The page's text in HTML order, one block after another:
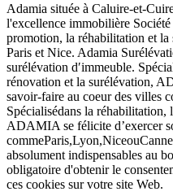
Adamia située à Caluire-et-
l'excellence immobilière
promotion, la réhabilitation et la
Paris et Nice. Adamia
surélévation d′immeuble.
rénovation et la surélévation,
savoir-faire au coeur des villes
Spécialisédans la
ADAMIA se félicite d’exercer
absolument indispensables au
obligatoire d'obtenir le
ces cookies sur votre site Web.